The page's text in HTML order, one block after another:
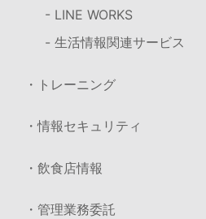
- LINE WORKS
- 生活情報関連サービス
・トレーニング
・情報セキュリティ
・飲食店情報
・管理業務委託